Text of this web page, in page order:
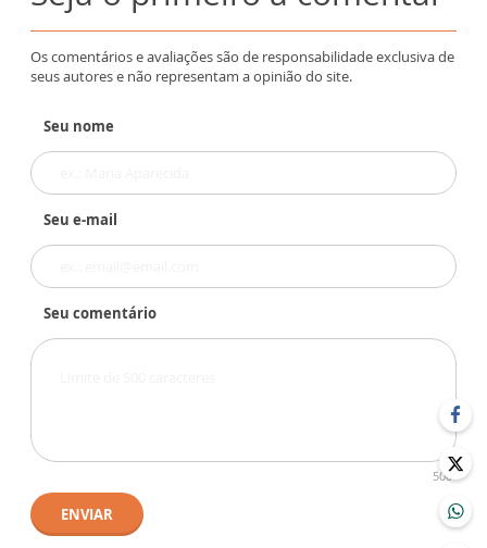
Os comentários e avaliações são de responsabilidade exclusiva de
seus autores e não representam a opinião do site.
Seu nome
Seu e-mail
Seu comentário
500
ENVIAR